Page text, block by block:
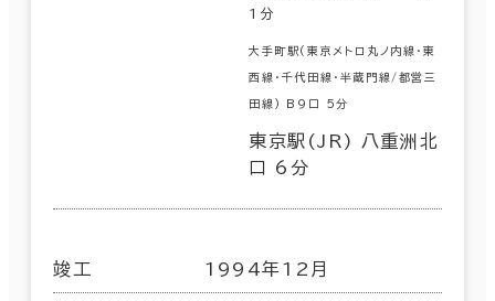
1分
大手町駅(東京メトロ丸ノ内線･東
西線･千代田線･半蔵門線/都営三
田線) B9口 5分
東京駅(JR) 八重洲北
口 6分
竣工 1994年12月